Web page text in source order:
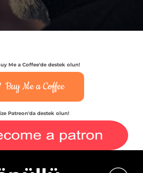
Me a Coffee'de destek olun!
Buy Me a Coffee
Patreon'da destek olun!